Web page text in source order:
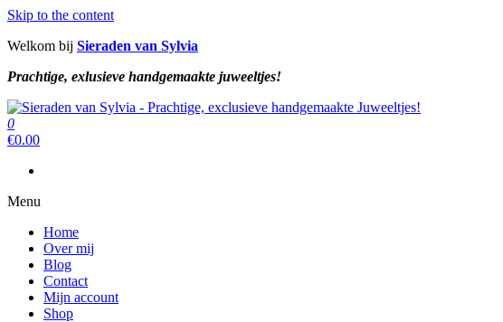
Skip to the content
Welkom bij Sieraden van Sylvia
Prachtige, exlusieve handgemaakte juweeltjes!
Sieraden van Sylvia
Prachtige, exclusieve handgemaakte juweeltjes!
Sieraden van Sylvia
Prachtige, exclusieve handgemaakte juweeltjes!
0
€0.00
Menu
Home
Over mij
Blog
Contact
Mijn account
Shop